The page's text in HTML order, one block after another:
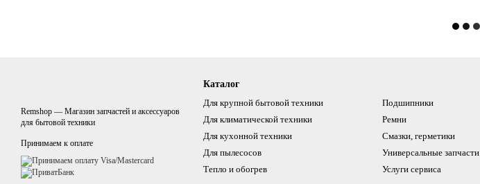
Remshop — Магазин запчастей и аксессуаров
для бытовой техники
Принимаем к оплате
Каталог
Для крупной бытовой техники
Для климатической техники
Для кухонной техники
Для пылесосов
Тепло и обогрев
Подшипники
Ремни
Смазки, герметики
Универсальные запчасти
Услуги сервиса